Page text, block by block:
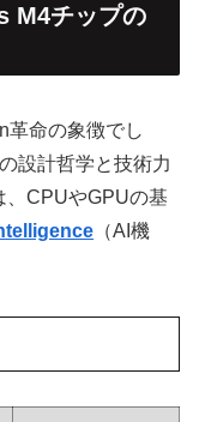
M4チップの
革命の象徴でし
設計哲学と技術力
、CPUやGPUの基
（AI機